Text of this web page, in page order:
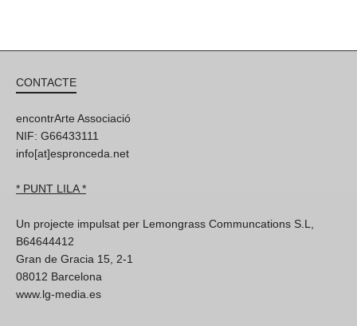
CONTACTE
encontrArte Associació
NIF: G66433111
info[at]espronceda.net
* PUNT LILA *
Un projecte impulsat per Lemongrass Communcations S.L,
B64644412
Gran de Gracia 15, 2-1
08012 Barcelona
www.lg-media.es